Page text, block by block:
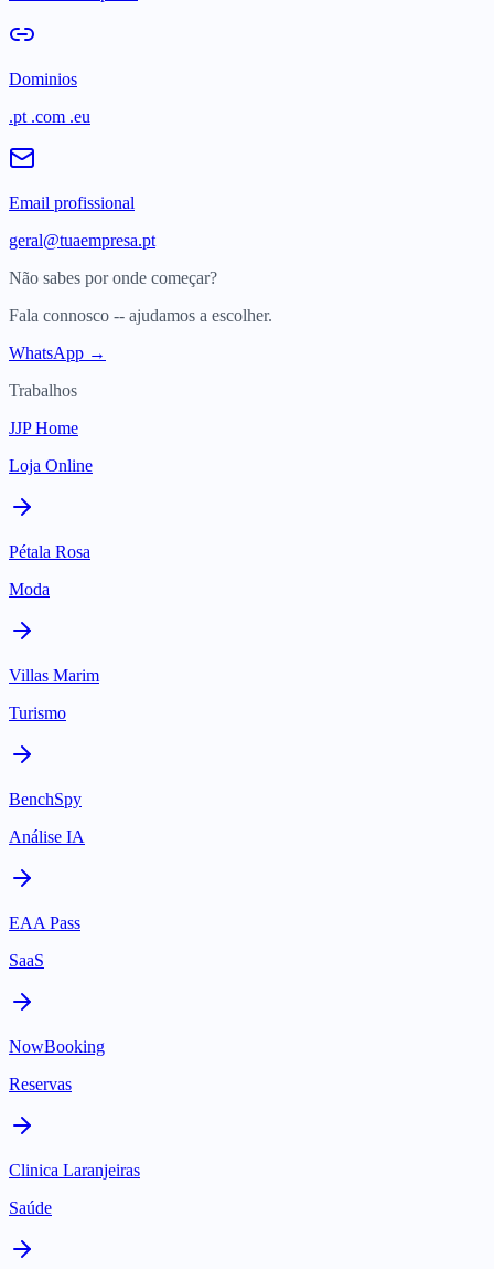
Dominios
.pt .com .eu
Email profissional
geral@tuaempresa.pt
Não sabes por onde começar?
Fala connosco -- ajudamos a escolher.
WhatsApp →
Trabalhos
JJP Home
Loja Online
Pétala Rosa
Moda
Villas Marim
Turismo
BenchSpy
Análise IA
EAA Pass
SaaS
NowBooking
Reservas
Clinica Laranjeiras
Saúde